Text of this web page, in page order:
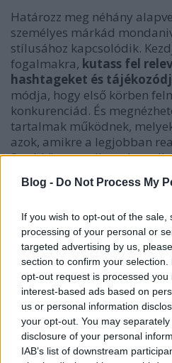
Blog - Do Not Process My
If you wish to opt-out of the
processing of your personal or
targeted advertising by us,
section to confirm your
opt-out request is processed you
interest-based ads based on
us or personal information
your opt-out. You may
disclosure of your personal
IAB’s list of downstream
Határozz meg néhány
személyes márkád
stílusához kapcsolódik.
fogalmakra, kutass fel
hashtageket és tájékozódj
módja, hogy első körben
konkurenciád. És
tartalmak működnek,
azok, amikre a legjobban
Szedd össze, mik azok,
Te személyes márkádban,
és mi az, amiben
jövőben. Nem feltétlen kell
ellenségként tekinteni, attól,
tevékenykedtek. Együtt
érhettek el, mint külön,
Keresőcímke kutatás